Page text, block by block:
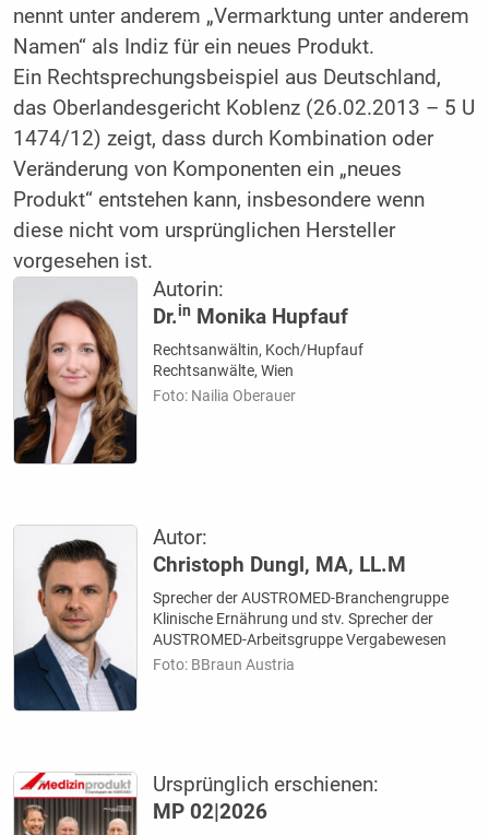
nennt unter anderem „Vermarktung unter anderem
Namen“ als Indiz für ein neues Produkt.
Ein Rechtsprechungsbeispiel aus Deutschland,
das Oberlandesgericht Koblenz (26.02.2013 – 5 U
1474/12) zeigt, dass durch Kombination oder
Veränderung von Komponenten ein „neues
Produkt“ entstehen kann, insbesondere wenn
diese nicht vom ursprünglichen Hersteller
vorgesehen ist.
Autorin:
Dr.in Monika Hupfauf
Rechtsanwältin, Koch/Hupfauf
Rechtsanwälte, Wien
Foto: Nailia Oberauer
Autor:
Christoph Dungl, MA, LL.M
Sprecher der AUSTROMED-Branchengruppe
Klinische Ernährung und stv. Sprecher der
AUSTROMED-Arbeitsgruppe Vergabewesen
Foto: BBraun Austria
Ursprünglich erschienen:
MP 02|2026